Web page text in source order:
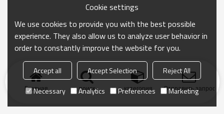
Главная поиск категория Отправить запрос
Cookie settings
We use cookies to provide you with the best possible
experience. They also allow us to analyze user behavior in
order to constantly improve the website for you.
Accept all Accept Selection
Reject All
Necessary
Analytics Preferences Marketing